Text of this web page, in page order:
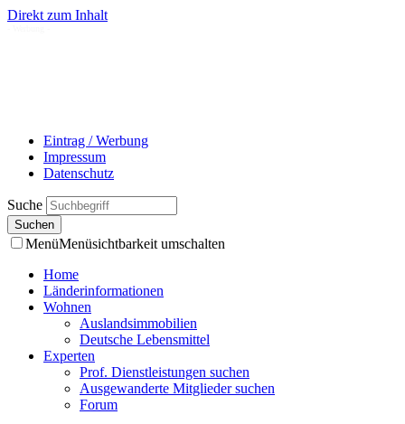
Direkt zum Inhalt
Eintrag / Werbung
Impressum
Datenschutz
Suche
MenüMenüsichtbarkeit umschalten
Home
Länderinformationen
Wohnen
Auslandsimmobilien
Deutsche Lebensmittel
Experten
Prof. Dienstleistungen suchen
Ausgewanderte Mitglieder suchen
Forum